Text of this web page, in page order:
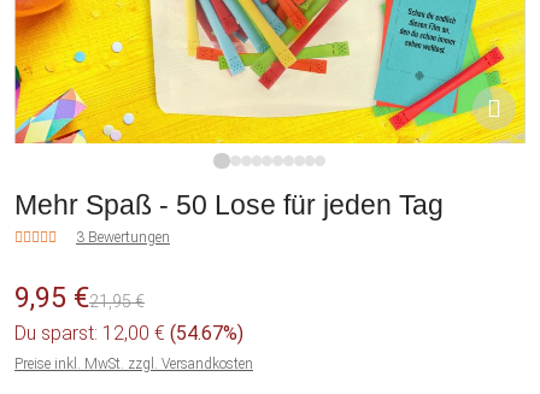
Mehr Spaß - 50 Lose für jeden Tag
3 Bewertungen
9,95 €21,95 €
Du sparst: 12,00 € (54.67%)
Preise inkl. MwSt. zzgl. Versandkosten